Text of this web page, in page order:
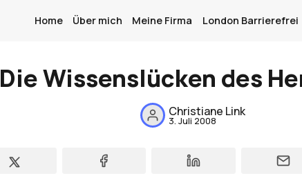
Home
Meine Firma
Home Über mich Meine Firma London Barrierefrei
Die Wissenslücken des
Christiane Link
3. Juli 2008